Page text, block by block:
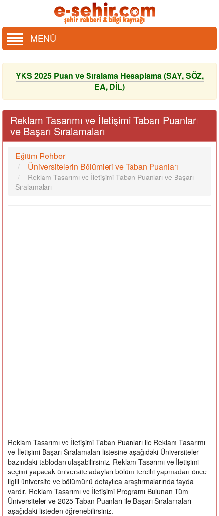
MENÜ
YKS 2025 Puan ve Sıralama Hesaplama (SAY, SÖZ,
EA, DİL)
Reklam Tasarımı ve İletişimi Taban Puanları
ve Başarı Sıralamaları
Eğitim Rehberi
Üniversitelerin Bölümleri ve Taban Puanları
Reklam Tasarımı ve İletişimi Taban Puanları ve Başarı
Sıralamaları
Reklam Tasarımı ve İletişimi Taban Puanları ile Reklam Tasarımı
ve İletişimi Başarı Sıralamaları listesine aşağıdaki Üniversiteler
bazındaki tablodan ulaşabilirsiniz. Reklam Tasarımı ve İletişimi
seçimi yapacak üniversite adayları bölüm tercihi yapmadan önce
ilgili üniversite ve bölümünü detaylıca araştırmalarında fayda
vardır. Reklam Tasarımı ve İletişimi Programı Bulunan Tüm
Üniversiteler ve 2025 Taban Puanları ile Başarı Sıralamaları
aşağıdaki listeden öğrenebilirsiniz.